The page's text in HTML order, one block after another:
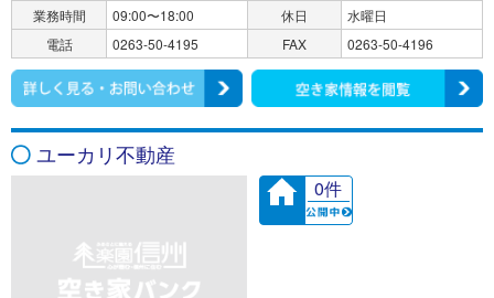
業務時間
09:00〜18:00 休日
水曜日
電話
0263-50-4195 FAX 0263-50-4196
ユーカリ不動産
0件